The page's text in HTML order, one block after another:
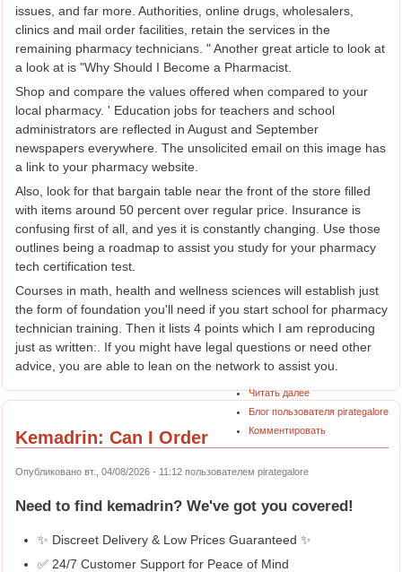
issues, and far more. Authorities, online drugs, wholesalers,
clinics and mail order facilities, retain the services in the
remaining pharmacy technicians. " Another great article to look at
a look at is "Why Should I Become a Pharmacist.
Shop and compare the values offered when compared to your
local pharmacy. ' Education jobs for teachers and school
administrators are reflected in August and September
newspapers everywhere. The unsolicited email on this image has
a link to your pharmacy website.
Also, look for that bargain table near the front of the store filled
with items around 50 percent over regular price. Insurance is
confusing first of all, and yes it is constantly changing. Use those
outlines being a roadmap to assist you study for your pharmacy
tech certification test.
Courses in math, health and wellness sciences will establish just
the form of foundation you'll need if you start school for pharmacy
technician training. Then it lists 4 points which I am reproducing
just as written:. If you might have legal questions or need other
advice, you are able to lean on the network to assist you.
Читать далее
Блог пользователя pirategalore
Комментировать
Kemadrin: Can I Order
Опубликовано вт., 04/08/2026 - 11:12 пользователем pirategalore
Need to find kemadrin? We've got you covered!
✨ Discreet Delivery & Low Prices Guaranteed ✨
✅ 24/7 Customer Support for Peace of Mind